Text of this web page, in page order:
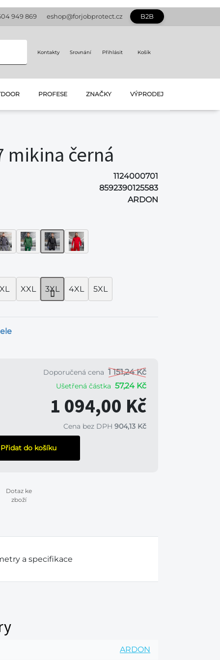
949 869 eshop@forjobprotect.cz B2B
Kontakty Srovnání Přihlásit Košík
PROFESE ZNAČKY VÝPRODEJ
mikina černá
1124000701
8592390125583
ARDON
XL XXL 3XL 4XL 5XL
Doporučená cena 1 151,24 Kč
Ušetřená částka 57,24 Kč
1 094,00 Kč
Cena bez DPH 904,13 Kč
Přidat do košíku
Dotaz ke
zboží
a specifikace
ARDON